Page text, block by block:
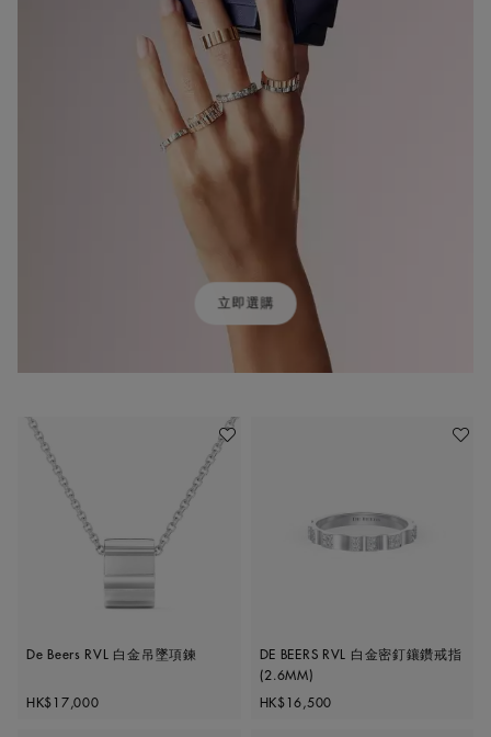
加入喜愛清單
De Beers RVL 白金吊墜項鍊
Original price
HK$17,000
加入喜
DE BEERS RVL 白金密釘鑲鑽戒指
(2.6MM)
Original price
HK$16,500
立即選購